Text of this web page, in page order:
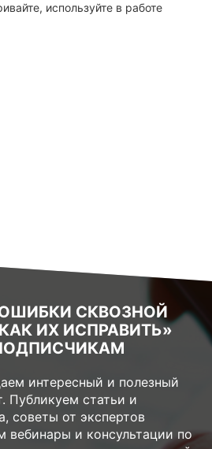
используйте в работе
СКВОЗНОЙ
ИХ ИСПРАВИТЬ»
интересный и полезный
Публикуем статьи и
советы от экспертов
вебинары и консультации по